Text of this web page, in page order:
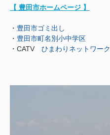
【 豊田市ホームページ 】
・ 豊田市ゴミ出し
・ 豊田市町名別小中学区
・CATV ひまわりネットワーク